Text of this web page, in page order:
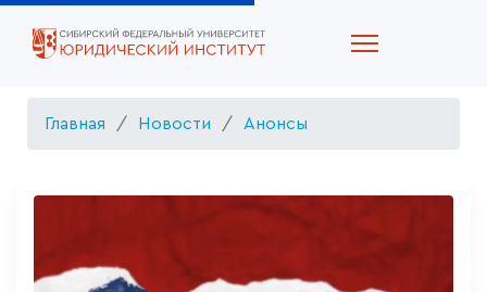
Главная Новости Анонсы